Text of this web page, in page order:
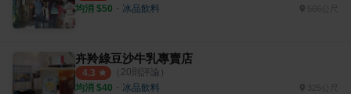
均消 $50 ・ 冰品飲料 566公尺
卉羚綠豆沙牛乳專賣店
4.3 （ 20則評論）
均消 $40 ・ 冰品飲料 325公尺